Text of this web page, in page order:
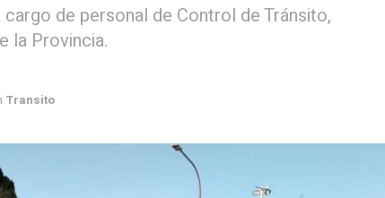
de personal de Control de Tránsito,
la Provincia.
Transito